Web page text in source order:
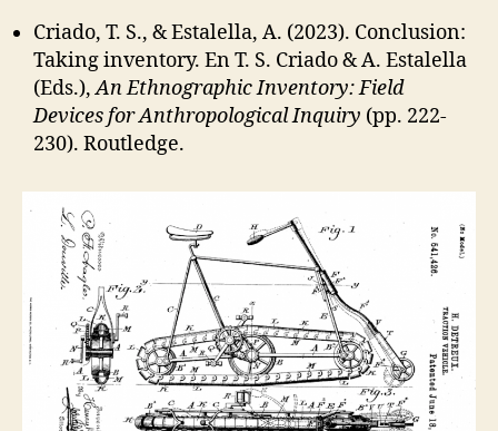
Criado, T. S., & Estalella, A. (2023). Conclusion:
Taking inventory. En T. S. Criado & A. Estalella
(Eds.),An Ethnographic Inventory: Field
Devices for Anthropological Inquiry (pp. 222-
230). Routledge.